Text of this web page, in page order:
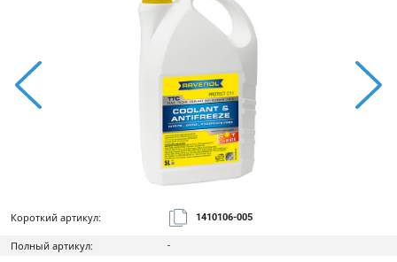
Короткий артикул: 1410106-005
Полный артикул: -